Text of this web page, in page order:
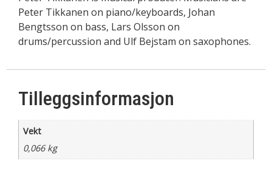
Peter Tikkanen on piano/keyboards, Johan
Bengtsson on bass, Lars Olsson on
drums/percussion and Ulf Bejstam on saxophones.
Tilleggsinformasjon
Vekt
0,066 kg